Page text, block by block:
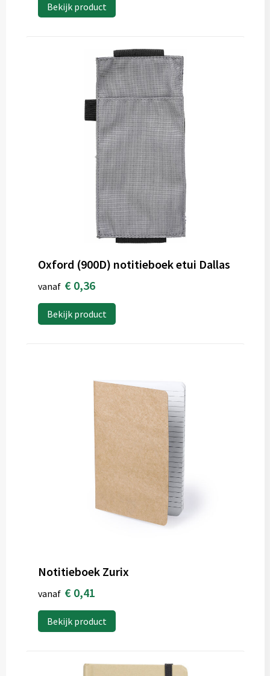
Bekijk product
Oxford (900D) notitieboek etui Dallas
vanaf € 0,36
Bekijk product
Notitieboek Zurix
vanaf € 0,41
Bekijk product